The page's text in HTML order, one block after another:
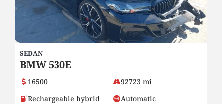
SEDAN
BMW 530E
16500
92723 mi
Rechargeable hybrid
Automatic